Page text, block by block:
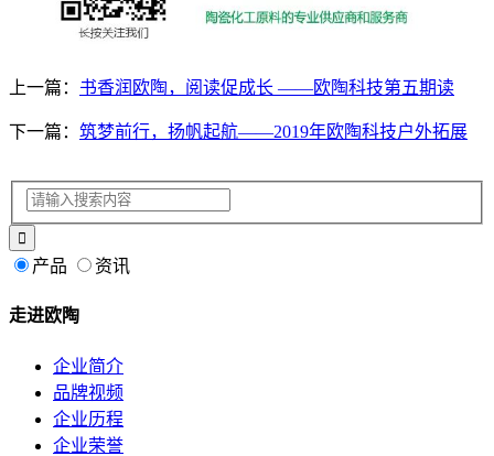
上一篇： 书香润欧陶，阅读促成长 ——欧陶科技第五期读
下一篇： 筑梦前行，扬帆起航——2019年欧陶科技户外拓展
产品 资讯
走进欧陶
企业简介
品牌视频
企业历程
企业荣誉